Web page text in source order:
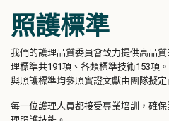
照護標準
我們的護理品質委員會致力提供高品
理標準共191項、各類標準技術153項
與照護標準均參照實證文獻由團隊擬定
每一位護理人員都接受專業培訓，確